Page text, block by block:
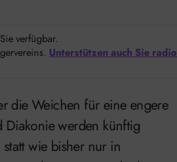
verfügbar.
Unterstützen auch Sie radio
Diakonie werden künftig
wie bisher nur in